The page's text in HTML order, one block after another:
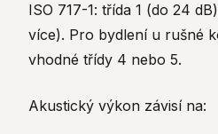
ISO 717-1: třída 1 (do 24
více). Pro bydlení u rušné
vhodné třídy 4 nebo 5.
Akustický výkon závisí na: